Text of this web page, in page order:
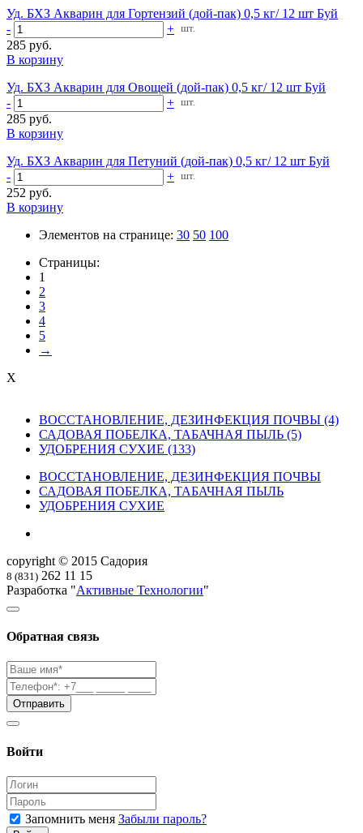
Уд. БХЗ Акварин для Гортензий (дой-пак) 0,5 кг/ 12 шт Буй
-
+ шт.
285 руб.
В корзину
Уд. БХЗ Акварин для Овощей (дой-пак) 0,5 кг/ 12 шт Буй
-
+ шт.
285 руб.
В корзину
Уд. БХЗ Акварин для Петуний (дой-пак) 0,5 кг/ 12 шт Буй
-
+ шт.
252 руб.
В корзину
Элементов на странице: 30 50 100
Страницы:
1
2
3
4
5
→
X
ВОССТАНОВЛЕНИЕ, ДЕЗИНФЕКЦИЯ ПОЧВЫ (4)
САДОВАЯ ПОБЕЛКА, ТАБАЧНАЯ ПЫЛЬ (5)
УДОБРЕНИЯ СУХИЕ (133)
ВОССТАНОВЛЕНИЕ, ДЕЗИНФЕКЦИЯ ПОЧВЫ
САДОВАЯ ПОБЕЛКА, ТАБАЧНАЯ ПЫЛЬ
УДОБРЕНИЯ СУХИЕ
copyright © 2015 Садория
8 (831) 262 11 15
Разработка "Активные Технологии"
Обратная связь
Войти
Запомнить меня Забыли пароль?